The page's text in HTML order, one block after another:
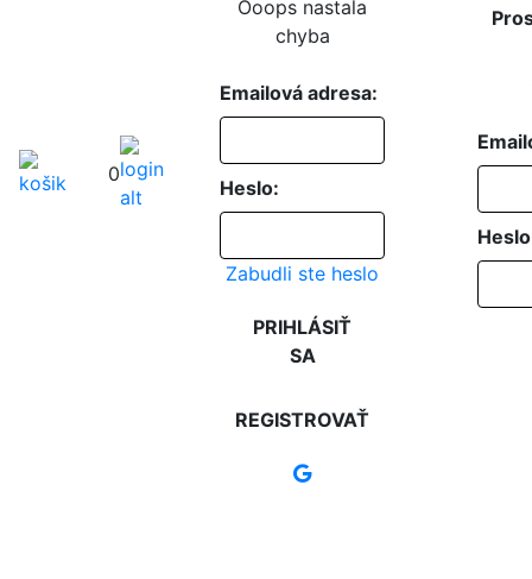
0
Ooops nastala
chyba
Emailová adresa:
Heslo:
Zabudli ste heslo
PRIHLÁSIŤ
SA
REGISTROVAŤ